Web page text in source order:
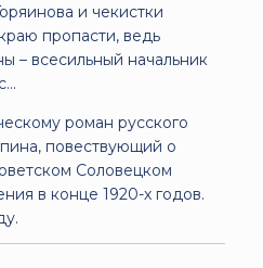
и чекистки
пропасти, ведь
– всесильный начальник
роман русского
повествующий о
Соловецком
в конце 1920-х годов.